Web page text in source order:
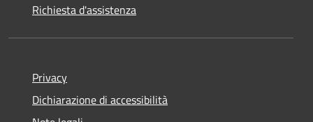
Richiesta d'assistenza
Privacy
Dichiarazione di accessibilità